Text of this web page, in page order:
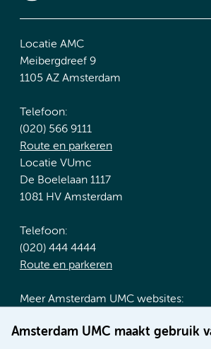
Amsterdam UMC maakt gebruik
Locatie AMC
Meibergdreef 9
1105 AZ Amsterdam
Telefoon:
(020) 566 9111
Route en parkeren
Locatie VUmc
De Boelelaan 1117
1081 HV Amsterdam
Telefoon:
(020) 444 4444
Route en parkeren
Meer Amsterdam UMC websites:
Werken bij Amsterdam UMC